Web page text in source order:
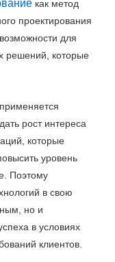
как метод
проектирования
для
решений, которые
рост интереса
которые
уровень
Поэтому
в свою
но и
в условиях
клиентов.